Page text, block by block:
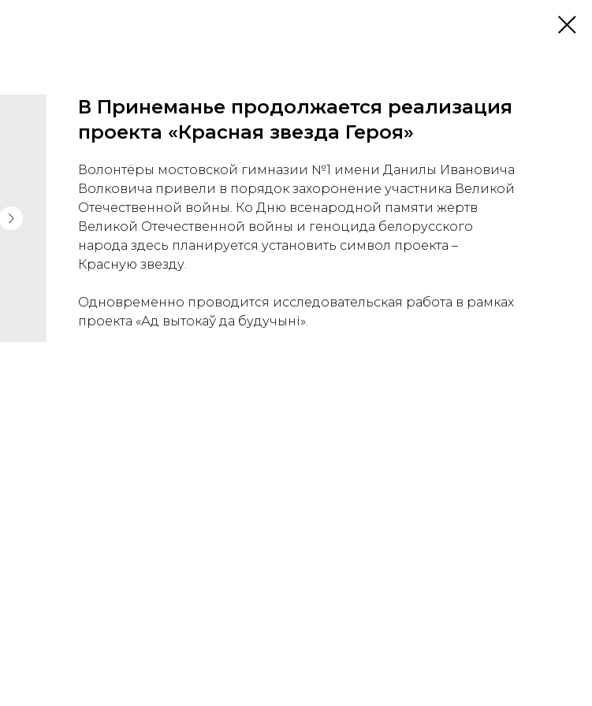
В Принеманье продолжается реализация
проекта «Красная звезда Героя»
Волонтёры мостовской гимназии №1 имени Данилы Ивановича
Волковича привели в порядок захоронение участника Великой
Отечественной войны. Ко Дню всенародной памяти жертв
Великой Отечественной войны и геноцида белорусского
народа здесь планируется установить символ проекта –
Красную звезду.
Одновременно проводится исследовательская работа в рамках
проекта «Ад вытокаў да будучыні».